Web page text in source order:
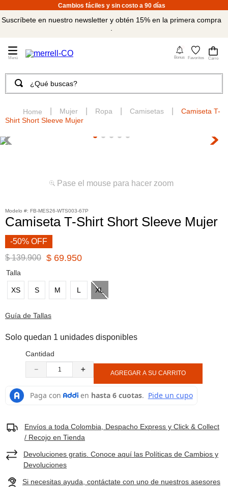
Cambios fáciles y sin costo a 90 días
Suscríbete en nuestro newsletter y obtén 15% en la primera compra
4
Bonus Favoritos
¿Qué buscas?
Mujer Ropa Camisetas
Camiseta T-
Shirt Short Sleeve Mujer
Pase el mouse para hacer zoom
: FB-MES26-WTS003-67P
Camiseta T-Shirt Short Sleeve Mujer
-50% OFF
$ 139.900 $ 69.950
Talla
L
M
S XL
XS
Guía de Tallas
Solo quedan 1 unidades disponibles
Cantidad
＋
－ AGREGAR A SU CARRITO
Envíos a toda Colombia, Despacho Express y Click & Collect
/ Recojo en Tienda
Devoluciones gratis. Conoce aquí las Políticas de Cambios y
Devoluciones
Si necesitas ayuda, contáctate con uno de nuestros asesores
TÉRMINOS MÁS BUSCADOS
.
merrell hombre
morrales
7.
sandalias
8.
botas hombre
9.
cachuchas
10